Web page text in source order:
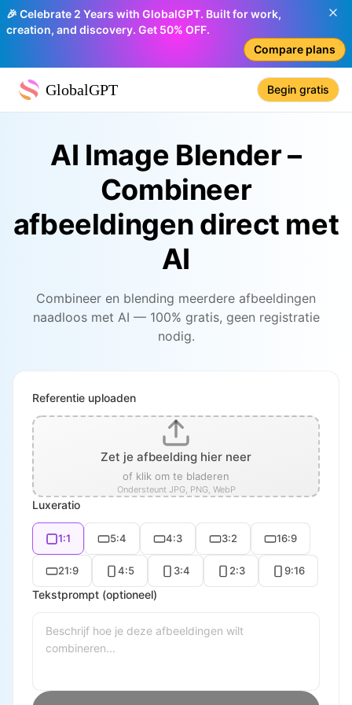
🎉 Celebrate 2 Years with GlobalGPT. Built for work,
creation, and discovery. Get 50% OFF.
Compare plans
GlobalGPT Begin gratis
AI Image Blender –
Combineer
afbeeldingen direct met
AI
Combineer en blending meerdere afbeeldingen
naadloos met AI — 100% gratis, geen registratie
nodig.
Referentie uploaden
Zet je afbeelding hier neer
of klik om te bladeren
Ondersteunt JPG, PNG, WebP
Luxeratio
1:1 5:4 4:3 3:2 16:9
21:9 4:5 3:4 2:3 9:16
Tekstprompt (optioneel)